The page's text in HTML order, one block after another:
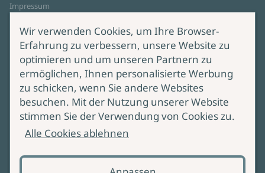
Impressum
Cookie-Einstellungen
AGB Online Shop
Service
Lieferung & Versand
Produktsicherheit
Bei Fragen zur Produktsicherheit
wenden Sie sich bitte an
Wir verwenden Cookies, um Ihre Browser-
Erfahrung zu verbessern, unsere Website zu
optimieren und um unseren Partnern zu
ermöglichen, Ihnen personalisierte Werbung
zu schicken, wenn Sie andere Websites
besuchen. Mit der Nutzung unserer Website
stimmen Sie der Verwendung von Cookies zu.
Alle Cookies ablehnen